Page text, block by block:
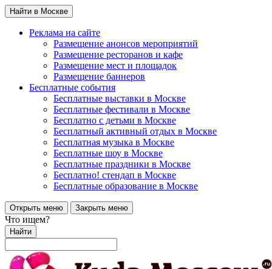
Найти в Москве
Реклама на сайте
Размещение анонсов мероприятий
Размещение ресторанов и кафе
Размещение мест и площадок
Размещение баннеров
Бесплатные события
Бесплатные выставки в Москве
Бесплатные фестивали в Москве
Бесплатно с детьми в Москве
Бесплатный активный отдых в Москве
Бесплатная музыка в Москве
Бесплатные шоу в Москве
Бесплатные праздники в Москве
Бесплатно! стендап в Москве
Бесплатные образование в Москве
Открыть меню Закрыть меню
Что ищем?
Найти